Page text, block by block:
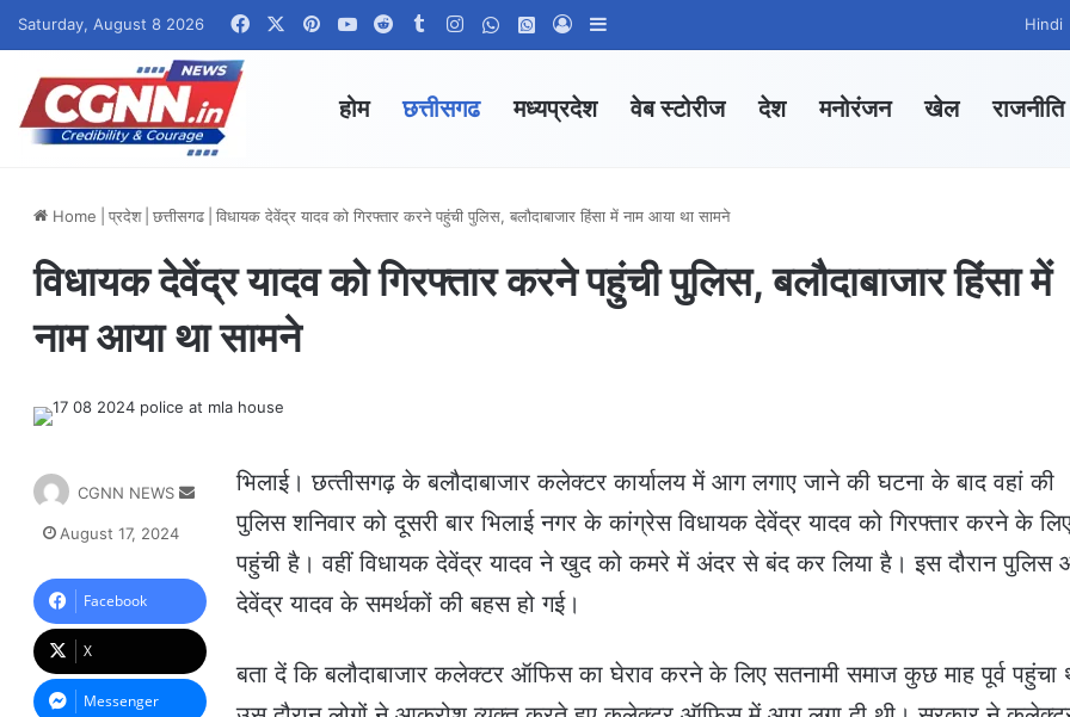
Saturday, August 8 2026 FacebookPinterestYouTubeRedditTumblrInstagramWhatsApp Channel
WhatsApp Group
Log In Hindi
होम छत्तीसगढ मध्यप्रदेश वेब स्टोरीज देश मनोरंजन खेल राजनीति
Home प्रदेश छत्तीसगढ विधायक देवेंद्र यादव को गिरफ्तार करने पहुंची पुलिस, बलौदाबाजार हिंसा में नाम आया था सामने
विधायक देवेंद्र यादव को गिरफ्तार करने पहुंची पुलिस, बलौदाबाजार हिंसा में
नाम आया था सामने
भिलाई। छत्‍तीसगढ़ के बलौदाबाजार कलेक्टर कार्यालय में आग लगाए जाने की घटना के बाद वहां की
पुलिस शनिवार को दूसरी बार भिलाई नगर के कांग्रेस विधायक देवेंद्र यादव को गिरफ्तार करने के
पहुंची है। वहीं विधायक देवेंद्र यादव ने खुद को कमरे में अंदर से बंद कर लिया है। इस दौरान पुलिस
देवेंद्र यादव के समर्थकों की बहस हो गई।
बता दें कि बलौदाबाजार कलेक्टर ऑफिस का घेराव करने के लिए सतनामी समाज कुछ माह पूर्व पहुंचा
CGNN NEWS
a
n
e
m
a
August 17, 2024
Facebook
X
Messenger